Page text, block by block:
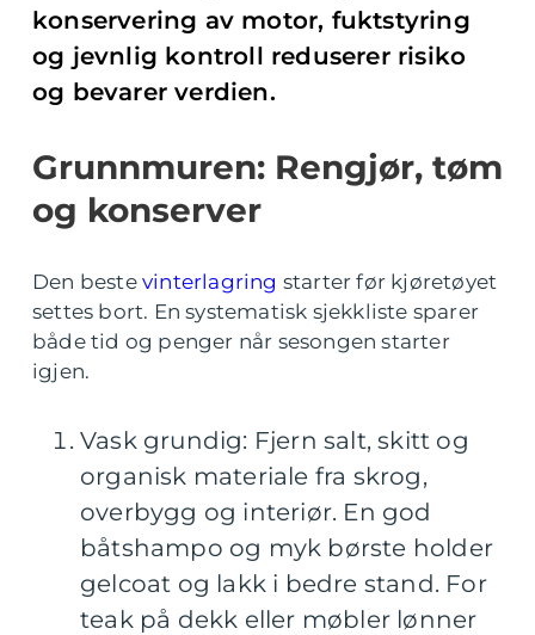
konservering av motor, fuktstyring
og jevnlig kontroll reduserer risiko
og bevarer verdien.
Grunnmuren: Rengjør, tøm
og konserver
Den beste vinterlagring starter før kjøretøyet
settes bort. En systematisk sjekkliste sparer
både tid og penger når sesongen starter
igjen.
Vask grundig: Fjern salt, skitt og
organisk materiale fra skrog,
overbygg og interiør. En god
båtshampo og myk børste holder
gelcoat og lakk i bedre stand. For
teak på dekk eller møbler lønner